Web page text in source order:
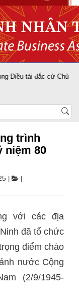
đắc cử Chủ tịch Hội
trình
niệm 80
với các địa
đã tổ chức
điểm chào
nước Cộng
(2/9/1945-